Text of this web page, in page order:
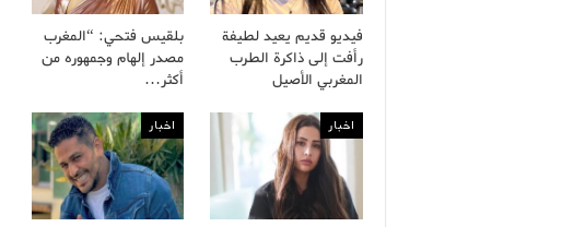
فيديو قديم يعيد لطيفة
رأفت إلى ذاكرة الطرب
المغربي الأصيل
بلقيس فتحي: “المغرب
مصدر إلهام وجمهوره من
أكثر…
اخبار اخبار